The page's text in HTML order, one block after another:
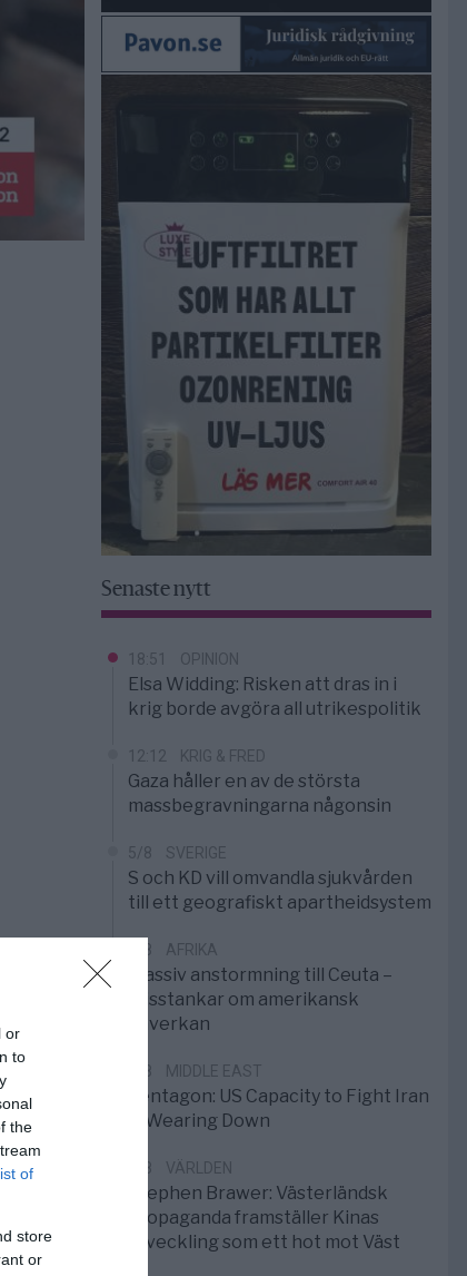
or
to
the
of
store
or
Senaste nytt
18:51 OPINION
Elsa Widding: Risken att dras in i
krig borde avgöra all utrikespolitik
12:12 KRIG & FRED
Gaza håller en av de största
massbegravningarna någonsin
5/8 SVERIGE
S och KD vill omvandla sjukvården
till ett geografiskt apartheidsystem
3/8 AFRIKA
Massiv anstormning till Ceuta –
Misstankar om amerikansk
påverkan
2/8 MIDDLE EAST
Pentagon: US Capacity to Fight Iran
is Wearing Down
1/8 VÄRLDEN
Stephen Brawer: Västerländsk
propaganda framställer Kinas
utveckling som ett hot mot Väst